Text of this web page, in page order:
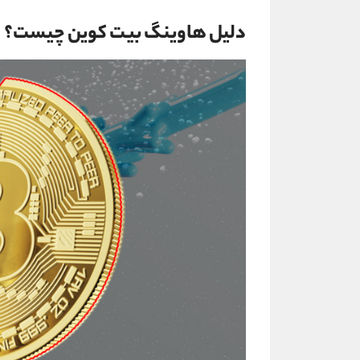
دلیل هاوینگ بیت کوین چیست؟